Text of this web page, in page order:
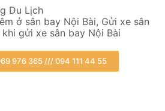
Du Lịch
ở sân bay Nội Bài, Gửi xe sân
gửi xe sân bay Nội Bài
976 365 /// 094 111 44 55